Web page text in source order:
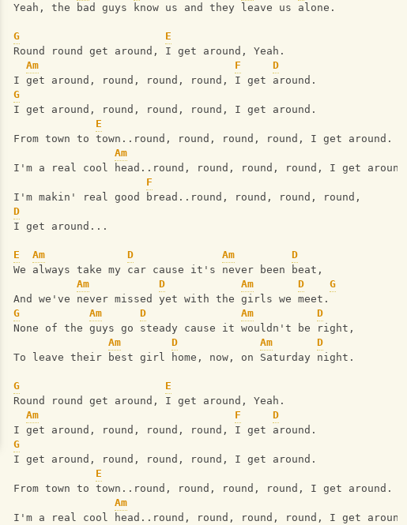
Yeah, the bad guys know us and they leave us alone.
G
E
Round round get around, I get around, Yeah.
Am
F
D
I get around, round, round, round, I get around.
G
I get around, round, round, round, I get around.
E
From town to town..round, round, round, round, I get around.
Am
I'm a real cool head..round, round, round, round, I get around.
F
I'm makin' real good bread..round, round, round, round,
D
I get around...
E Am D Am
D
We always take my car cause it's never been beat,
Am
D Am D
G
And we've never missed yet with the girls we meet.
G
Am D Am
D
None of the guys go steady cause it wouldn't be right,
Am
D Am
D
To leave their best girl home, now, on Saturday night.
G
E
Round round get around, I get around, Yeah.
Am
F
D
I get around, round, round, round, I get around.
G
I get around, round, round, round, I get around.
E
From town to town..round, round, round, round, I get around.
Am
I'm a real cool head..round, round, round, round, I get around.